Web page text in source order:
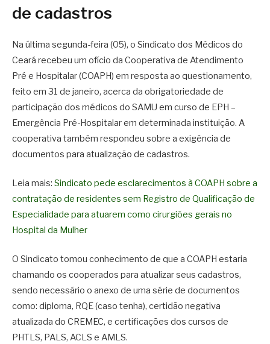
de cadastros
Na última segunda-feira (05), o Sindicato dos Médicos do
Ceará recebeu um ofício da Cooperativa de Atendimento
Pré e Hospitalar (COAPH) em resposta ao questionamento,
feito em 31 de janeiro, acerca da obrigatoriedade de
participação dos médicos do SAMU em curso de EPH –
Emergência Pré-Hospitalar em determinada instituição. A
cooperativa também respondeu sobre a exigência de
documentos para atualização de cadastros.
Leia mais: Sindicato pede esclarecimentos à COAPH sobre a
contratação de residentes sem Registro de Qualificação de
Especialidade para atuarem como cirurgiões gerais no
Hospital da Mulher
O Sindicato tomou conhecimento de que a COAPH estaria
chamando os cooperados para atualizar seus cadastros,
sendo necessário o anexo de uma série de documentos
como: diploma, RQE (caso tenha), certidão negativa
atualizada do CREMEC, e certificações dos cursos de
PHTLS, PALS, ACLS e AMLS.